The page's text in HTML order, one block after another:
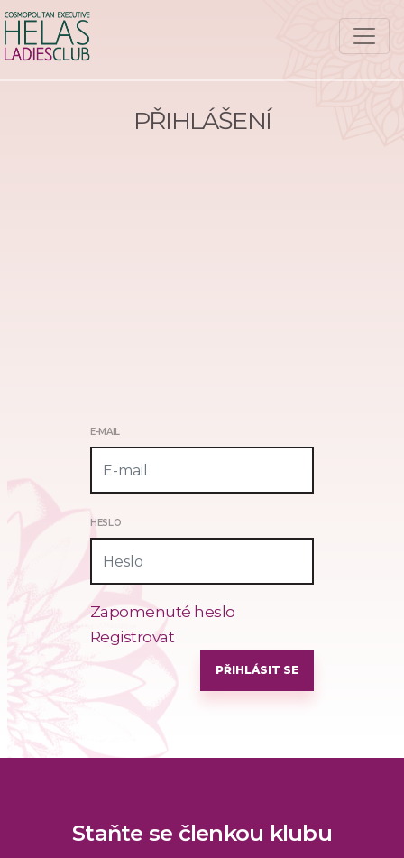
PŘIHLÁŠENÍ
E-MAIL
HESLO
Zapomenuté heslo
Registrovat
PŘIHLÁSIT SE
Staňte se členkou klubu